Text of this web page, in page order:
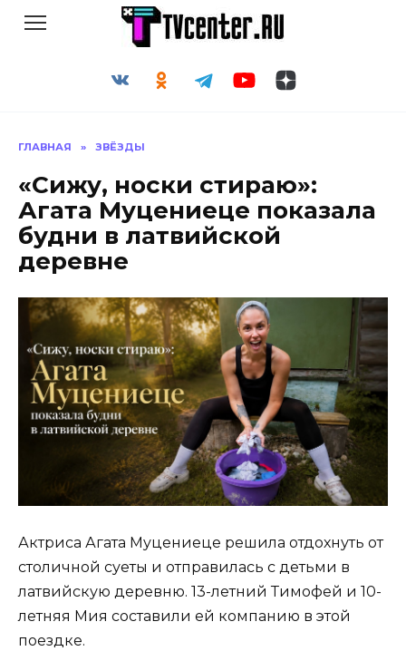
ГЛАВНАЯ » ЗВЁЗДЫ
«Сижу, носки стираю»:
Агата Муцениеце показала
будни в латвийской
деревне
Актриса Агата Муцениеце решила отдохнуть от
столичной суеты и отправилась с детьми в
латвийскую деревню. 13-летний Тимофей и 10-
летняя Мия составили ей компанию в этой
поездке.